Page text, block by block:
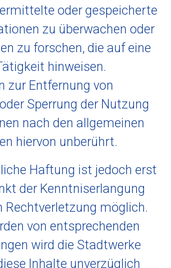
oder gespeicherte
zu überwachen oder
zu forschen, die auf eine
hinweisen.
zur Entfernung von
Sperrung der Nutzung
nach den allgemeinen
hiervon unberührt.
Haftung ist jedoch erst
der Kenntniserlangung
Rechtverletzung möglich.
von entsprechenden
wird die Stadtwerke
Inhalte unverzüglich